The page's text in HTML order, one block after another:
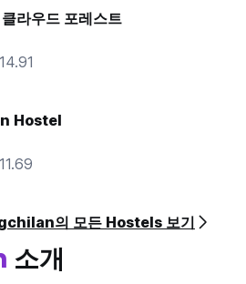
라우드 포레스트
Hostel
의 모든 Hostels 보기
소개